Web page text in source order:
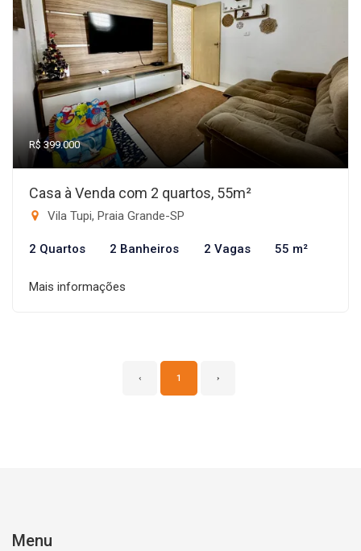
R$ 399.000
Casa à Venda com 2 quartos, 55m²
Vila Tupi, Praia Grande-SP
2 Quartos 2 Banheiros 2 Vagas 55 m²
Mais informações
‹ 1 ›
Menu